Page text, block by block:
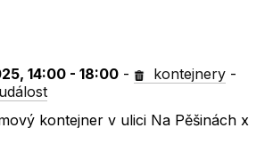
14:00 - 18:00 - kontejnery -
kontejner v ulici Na Pěšinách x